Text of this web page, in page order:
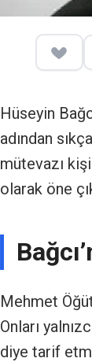
Hüseyin
adından
mütevazı
olarak öne
Mehmet
Onları
diye tarif